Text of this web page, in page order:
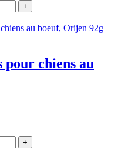
+
pour chiens au
+